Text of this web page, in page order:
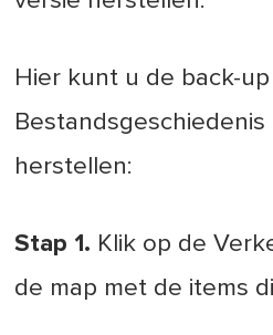
Hier kunt u de back-up
herstellen:
Stap 1. Klik op de
de map met de items